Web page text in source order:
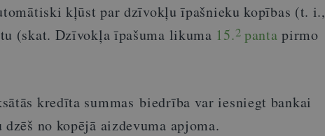
kļūst par dzīvokļu īpašnieku kopības (t. i.,
(skat. Dzīvokļa īpašuma likuma 15.2 pantapirmo
kredīta summas biedrība var iesniegt bankai
no kopējā aizdevuma apjoma.